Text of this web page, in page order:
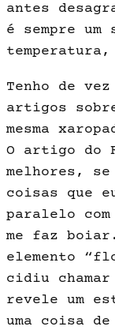
antes
é sempre
Tenho de
artigos
mesma
O artigo do
melhores, se
coisas que
paralelo
me faz
elemento
cidiu
revele um
uma coisa